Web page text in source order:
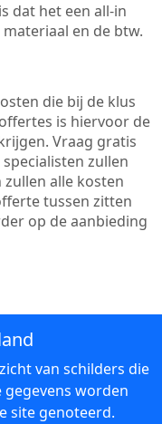
dat het een all-in
en de btw.
die bij de klus
is hiervoor de
Vraag gratis
zullen
alle kosten
tussen zitten
op de aanbieding
van schilders die
gegevens worden
site genoteerd.